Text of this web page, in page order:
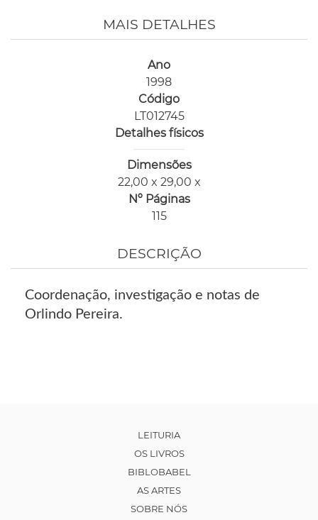
MAIS DETALHES
Ano
1998
Código
LT012745
Detalhes físicos
Dimensões
22,00 x 29,00 x
Nº Páginas
115
DESCRIÇÃO
Coordenação, investigação e notas de
Orlindo Pereira.
LEITURIA
OS LIVROS
BIBLOBABEL
AS ARTES
SOBRE NÓS